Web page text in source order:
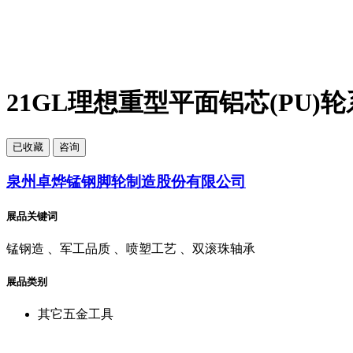
21GL理想重型平面铝芯(PU)轮
已收藏 咨询
泉州卓烨锰钢脚轮制造股份有限公司
展品关键词
锰钢造 、军工品质 、喷塑工艺 、双滚珠轴承
展品类别
其它五金工具